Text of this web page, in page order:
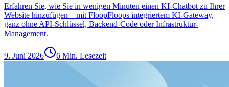
Erfahren Sie, wie Sie in wenigen Minuten einen KI-Chatbot zu Ihrer
Website hinzufügen – mit FloopFloops integriertem KI-Gateway,
ganz ohne API-Schlüssel, Backend-Code oder Infrastruktur-
Management.
9. Juni 2026 6 Min. Lesezeit